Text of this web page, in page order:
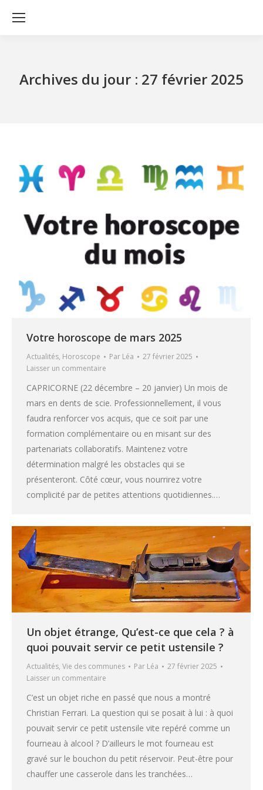
Archives du jour : 27 février 2025
Votre horoscope de mars 2025
Actualités, Horoscope Par Léa
27 février 2025
Laisser un commentaire
CAPRICORNE (22 décembre – 20 janvier) Un mois de
mars en dents de scie. Professionnellement, il vous
faudra renforcer vos acquis, que ce soit par une
formation complémentaire ou en misant sur des
partenariats collaboratifs. Maintenez votre
détermination malgré les obstacles qui se
présenteront. Côté cœur, vous nourrirez votre
complicité par de petites attentions quotidiennes.…
Un objet étrange, Qu’est-ce que cela ? à
quoi pouvait servir ce petit ustensile ?
Actualités, Vie des communes Par Léa
27 février 2025
Laisser un commentaire
C’est un objet riche en passé que nous a montré
Christian Ferrari. La question qui se posait à lui : à quoi
pouvait servir ce petit ustensile vite repéré comme un
fourneau à alcool ? D’ailleurs le mot fourneau est
gravé sur le bouchon du petit réservoir. Peut-être pour
chauffer une casserole dans les tranchées…